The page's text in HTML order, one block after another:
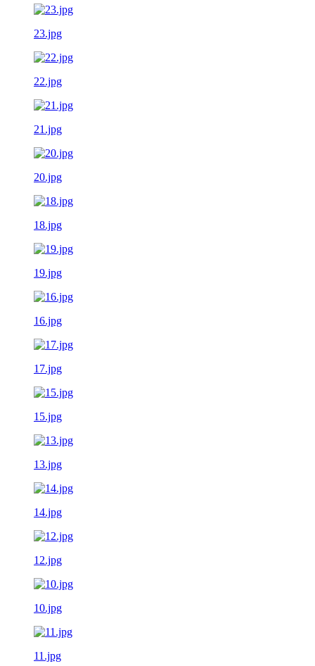
23.jpg
22.jpg
21.jpg
20.jpg
18.jpg
19.jpg
16.jpg
17.jpg
15.jpg
13.jpg
14.jpg
12.jpg
10.jpg
11.jpg